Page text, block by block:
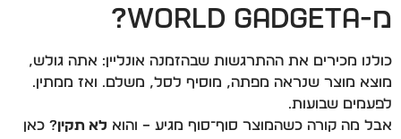
מ-World Gadgeta?
כולנו מכירים את ההתרגשות שבהזמנה אונליין: אתה גולש,
מוצא מוצר שנראה מפתה, מוסיף לסל, משלם… ואז ממתין.
לפעמים שבועות.
אבל מה קורה כשהמוצר סוף־סוף מגיע – והוא לא תקין? כאן